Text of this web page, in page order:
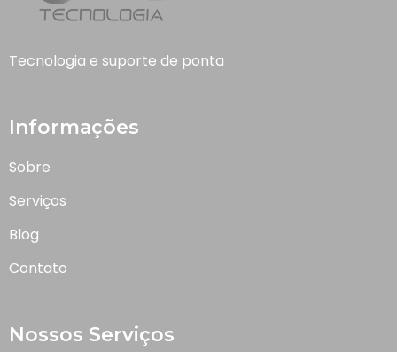
Tecnologia e suporte de ponta
Informações
Sobre
Serviços
Blog
Contato
Nossos Serviços